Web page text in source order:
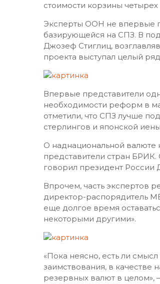
стоимости корзины
Эксперты ООН не впервые
базирующейся на СПЗ. В
Джозеф Стиглиц,
проекта выступал целый
Впервые представители
необходимости реформ в
отметили, что СПЗ лучше
стерлингов и японской
О наднациональной валюте
представители стран БРИК.
говорил президент
Впрочем, часть экспертов
директор-распорядитель
еще долгое время
некоторыми другими».
«Пока неясно, есть ли
заимствования, в качестве
резервных валют в целом»,